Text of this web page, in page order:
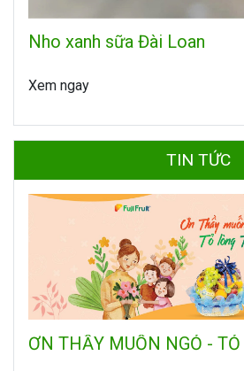
Nho xanh sữa Đài Loan
Xem ngay
TIN TỨC
ƠN THẦY MUỐN NGỎ -